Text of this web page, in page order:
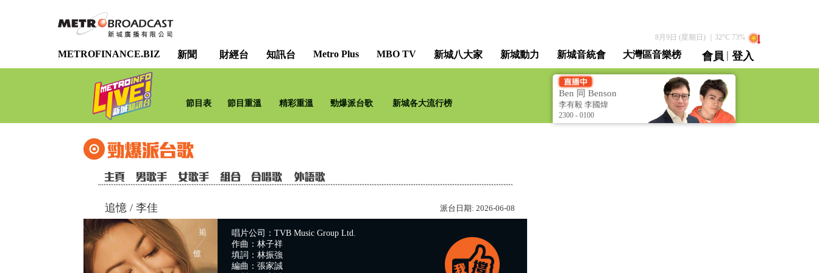
8月9日 (星期日)｜ 32°C 73%
METROFINANCE.BIZ 新聞 財經台 知訊台 Metro Plus MBO TV 新城八大家 新城動力 新城音統會 大灣區音樂榜 會員 | 登入
直播 / 重溫
節目表 節目重溫 精彩重溫 勁爆派台歌 新城各大流行榜
Ben 同 Benson
「chur」 到行 [Ben &
Benson Talk Show]
李有毅 李國煒
2300 - 0100
追憶 / 李佳 派台日期: 2026-06-08
唱片公司：TVB Music Group Ltd.
作曲：林子祥
填詞：林振強
編曲：張家誠